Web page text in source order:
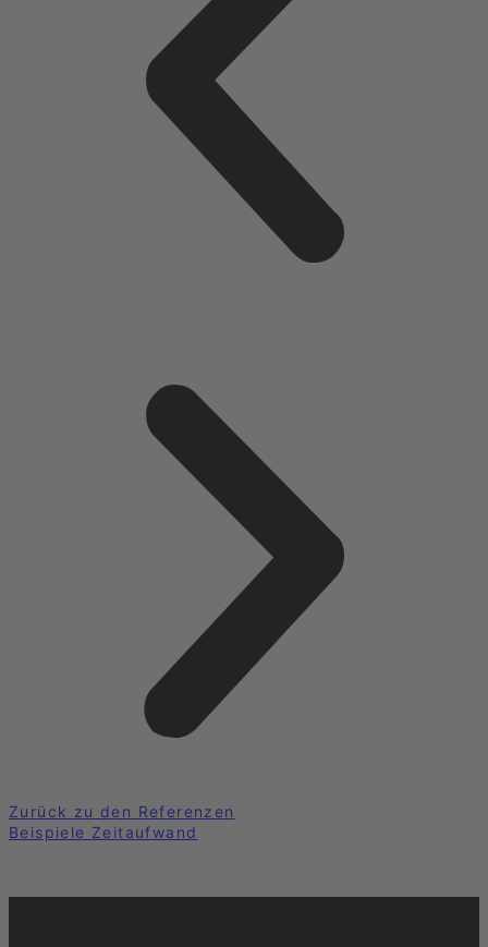
Zurück zu den Referenzen
Beispiele Zeitaufwand